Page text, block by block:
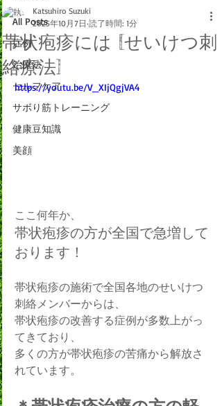
All Posts
症例
治療法
セルフケア
サボり筋トレーニング
健康豆知識
美顔
帯状疱疹には [せいけつ刺
絡療法]
Katsuhiro Suzuki
2025年10月7日 読了時間: 1分
https://youtu.be/V_XIjQgjVA4
ここ何年か、
帯状疱疹の方が全国で急増して
おります！
帯状疱疹の施術で全国各地のせいけつ
刺絡メンバーからは、
帯状疱疹の改善する症例が多数上がっ
てきており、
多くの方が帯状疱疹の苦痛から解放さ
れています。